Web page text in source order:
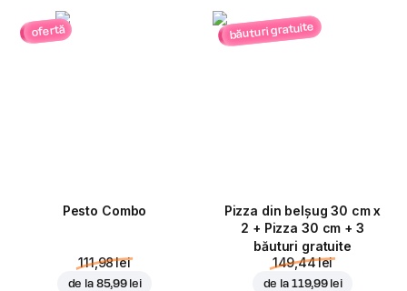
ofertă
Pesto Combo
111,98 lei
de la 85,99 lei
băuturi gratuite
Pizza din belșug 30 cm x
2 + Pizza 30 cm + 3
băuturi gratuite
149,44 lei
de la 119,99 lei